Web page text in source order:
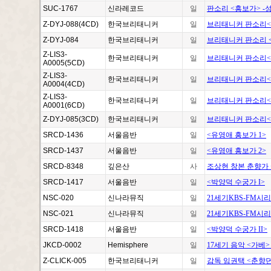
SUC-1767 신라레코드 일
판소리 <흥보가> -
Z-DYJ-088(4CD)
한국브리태니커 일
브리태니커 판소리
Z-DYJ-084
한국브리태니커 일
브리태니커 판소리
Z-LIS3-
A0005(5CD)
한국브리태니커 일 브리태니커 판소리
Z-LIS3-
A0004(4CD)
한국브리태니커 일 브리태니커 판소리
Z-LIS3-
A0001(6CD)
한국브리태니커 일 브리태니커 판소리
Z-DYJ-085(3CD) 한국브리태니커 일
브리태니커 판소리
SRCD-1436
서울음반 일
<유영애 흥보가 1>
SRCD-1437
서울음반 일
<유영애 흥보가 2>
SRCD-8348
깊은산 사
조상현 창본 춘향가
SRCD-1417
서울음반 일
<박양덕 수궁가 I>
NSC-020
신나라뮤직 일
21세기KBS-FM시
NSC-021
신나라뮤직 일
21세기KBS-FM시
SRCD-1418
서울음반 일
<박양덕 수궁가 II>
JKCD-0002
Hemisphere 일
17세기 음악 <가베
Z-CLICK-005
한국브리태니커 일
감독 임권택 <춘향